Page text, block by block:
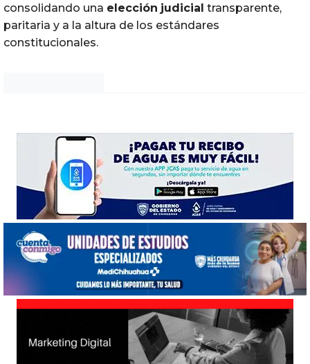
consolidando una elección judicial transparente,
paritaria y a la altura de los estándares
constitucionales.